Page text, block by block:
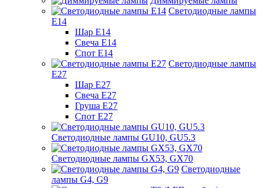
Светодиодные лампы
Е14
Шар Е14
Свеча Е14
Спот Е14
Светодиодные лампы
Е27
Шар Е27
Свеча Е27
Груша Е27
Спот Е27
Светодиодные лампы GU10, GU5.3
Светодиодные лампы GX53, GX70
Светодиодные
лампы G4, G9